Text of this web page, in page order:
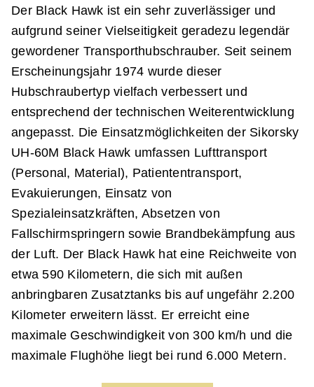
Der Black Hawk ist ein sehr zuverlässiger und
aufgrund seiner Vielseitigkeit geradezu legendär
gewordener Transporthubschrauber. Seit seinem
Erscheinungsjahr 1974 wurde dieser
Hubschraubertyp vielfach verbessert und
entsprechend der technischen Weiterentwicklung
angepasst. Die Einsatzmöglichkeiten der Sikorsky
UH-60M Black Hawk umfassen Lufttransport
(Personal, Material), Patiententransport,
Evakuierungen, Einsatz von
Spezialeinsatzkräften, Absetzen von
Fallschirmspringern sowie Brandbekämpfung aus
der Luft. Der Black Hawk hat eine Reichweite von
etwa 590 Kilometern, die sich mit außen
anbringbaren Zusatztanks bis auf ungefähr 2.200
Kilometer erweitern lässt. Er erreicht eine
maximale Geschwindigkeit von 300 km/h und die
maximale Flughöhe liegt bei rund 6.000 Metern.